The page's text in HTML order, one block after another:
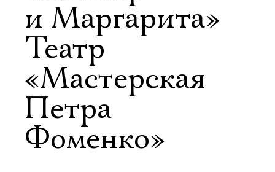
и Маргарита» 
Театр
«Мастерская
Петра
Фоменко»